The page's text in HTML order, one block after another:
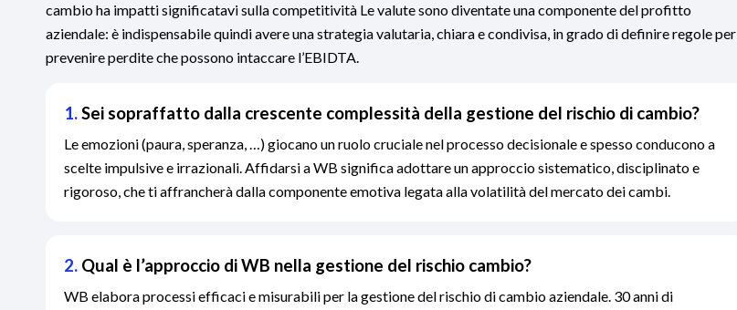
cambio ha impatti significatavi sulla competitività Le valute sono diventate una componente del profitto
aziendale: è indispensabile quindi avere una strategia valutaria, chiara e condivisa, in grado di definire regole per
prevenire perdite che possono intaccare l’EBIDTA.
1.Sei sopraffatto dalla crescente complessità della gestione del rischio di cambio?
Le emozioni (paura, speranza, …) giocano un ruolo cruciale nel processo decisionale e spesso conducono a
scelte impulsive e irrazionali. Affidarsi a WB significa adottare un approccio sistematico, disciplinato e
rigoroso, che ti affrancherà dalla componente emotiva legata alla volatilità del mercato dei cambi.
2. Qual è l’approccio di WB nella gestione del rischio cambio?
WB elabora processi efficaci e misurabili per la gestione del rischio di cambio aziendale. 30 anni di